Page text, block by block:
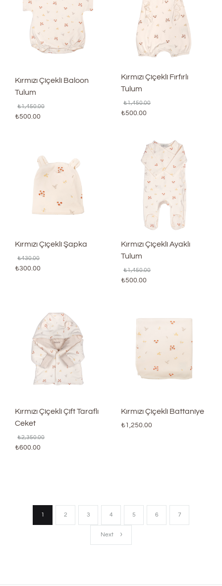
Kırmızı Çiçekli Baloon
Tulum
₺1,450.00
₺500.00
Kırmızı Çiçekli Fırfırlı
Tulum
₺1,450.00
₺500.00
Kırmızı Çiçekli Şapka
₺430.00
₺300.00
Kırmızı Çiçekli Ayaklı
Tulum
₺1,450.00
₺500.00
Kırmızı Çiçekli Çift Taraflı
Ceket
₺2,350.00
₺600.00
Kırmızı Çiçekli Battaniye
₺1,250.00
1 2 3 4 5 6 7
Next